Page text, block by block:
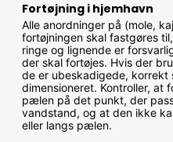
Fortøjning i hjemhavn
Alle anordninger på (mole,
fortøjningen skal fastgøres
ringe og lignende er
der skal fortøjes. Hvis der
de er ubeskadigede, korrekt
dimensioneret. Kontroller, at
pælen på det punkt, der
vandstand, og at den ikke
eller langs pælen.